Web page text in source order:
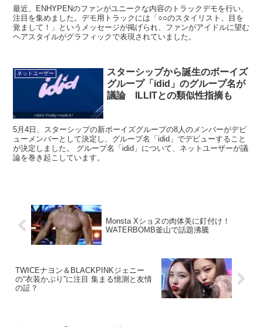
最近、ENHYPENのファンがユニークな内容のトラックデモを行い、
注目を集めました。デモ用トラックには「○○のスタイリスト、目を
覚まして！」というメッセージが掲げられ、ファンがアイドルに望む
ヘアスタイルがグラフィックで表現されていました。
ネットユーザー
スターシップから誕生のボーイズ
グループ「idid」のグループ名が
議論 ILLITとの類似性指摘も
5月4日、スターシップの新ボーイズグループの8人のメンバーがデビ
ューメンバーとして決定し、グループ名「idid」でデビューすること
が決定しました。 グループ名「idid」について、ネットユーザーが議
論を巻き起こしています。
Monsta Xショヌの肉体美に釘付け！
WATERBOMB釜山で話題沸騰
TWICEナヨン＆BLACKPINKジェニー
の“衣装かぶり”に注目 集まる憶測と友情
の証？